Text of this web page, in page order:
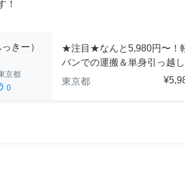
！
きー）
京都
0
★注目★なんと5,980円〜！
バンでの運搬＆単身引っ越し
東京都